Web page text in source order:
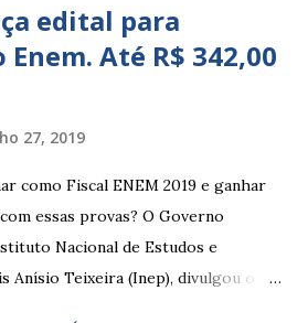
edital para
Até R$ 342,00
27, 2019
como Fiscal ENEM 2019 e ganhar
essas provas? O Governo
Nacional de Estudos e
Anísio Teixeira (Inep), divulgou o